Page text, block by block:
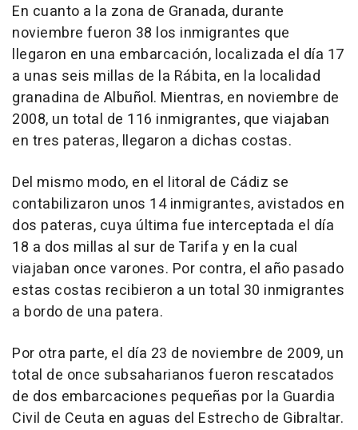
En cuanto a la zona de Granada, durante
noviembre fueron 38 los inmigrantes que
llegaron en una embarcación, localizada el día 17
a unas seis millas de la Rábita, en la localidad
granadina de Albuñol. Mientras, en noviembre de
2008, un total de 116 inmigrantes, que viajaban
en tres pateras, llegaron a dichas costas.
Del mismo modo, en el litoral de Cádiz se
contabilizaron unos 14 inmigrantes, avistados en
dos pateras, cuya última fue interceptada el día
18 a dos millas al sur de Tarifa y en la cual
viajaban once varones. Por contra, el año pasado
estas costas recibieron a un total 30 inmigrantes
a bordo de una patera.
Por otra parte, el día 23 de noviembre de 2009, un
total de once subsaharianos fueron rescatados
de dos embarcaciones pequeñas por la Guardia
Civil de Ceuta en aguas del Estrecho de Gibraltar.